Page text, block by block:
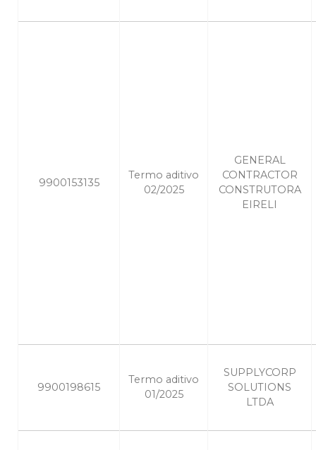
9900153135
Termo aditivo
02/2025
GENERAL
CONTRACTOR
CONSTRUTORA
EIRELI
9900198615
Termo aditivo
01/2025
SUPPLYCORP
SOLUTIONS
LTDA